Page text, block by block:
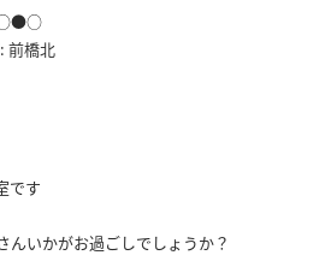
前橋北
です
んいかがお過ごしでしょうか？